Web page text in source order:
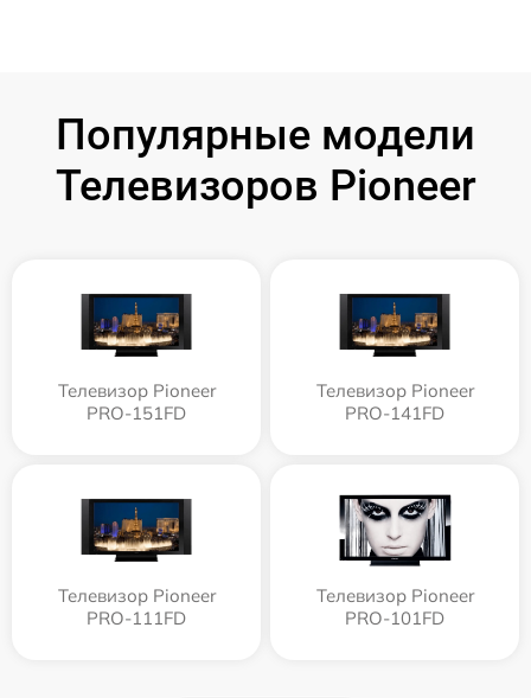
Популярные модели
Телевизоров Pioneer
Телевизор Pioneer
PRO-151FD
Телевизор Pioneer
PRO-141FD
Телевизор Pioneer
PRO-111FD
Телевизор Pioneer
PRO-101FD